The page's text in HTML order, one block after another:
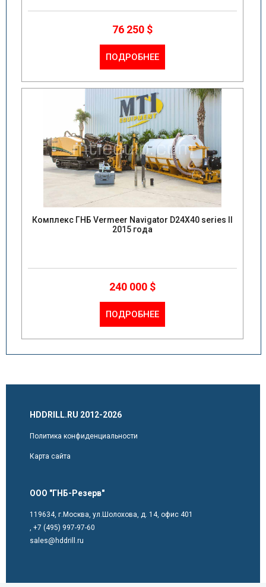
76 250 $
ПОДРОБНЕЕ
Комплекс ГНБ Vermeer Navigator D24X40 series II
2015 года
240 000 $
ПОДРОБНЕЕ
HDDRILL.RU 2012-2026
Политика конфиденциальности
Карта сайта
ООО "ГНБ-Резерв"
119634, г.Москва, ул.Шолохова, д. 14, офис 401
+7 (495) 997-97-60
sales@hddrill.ru